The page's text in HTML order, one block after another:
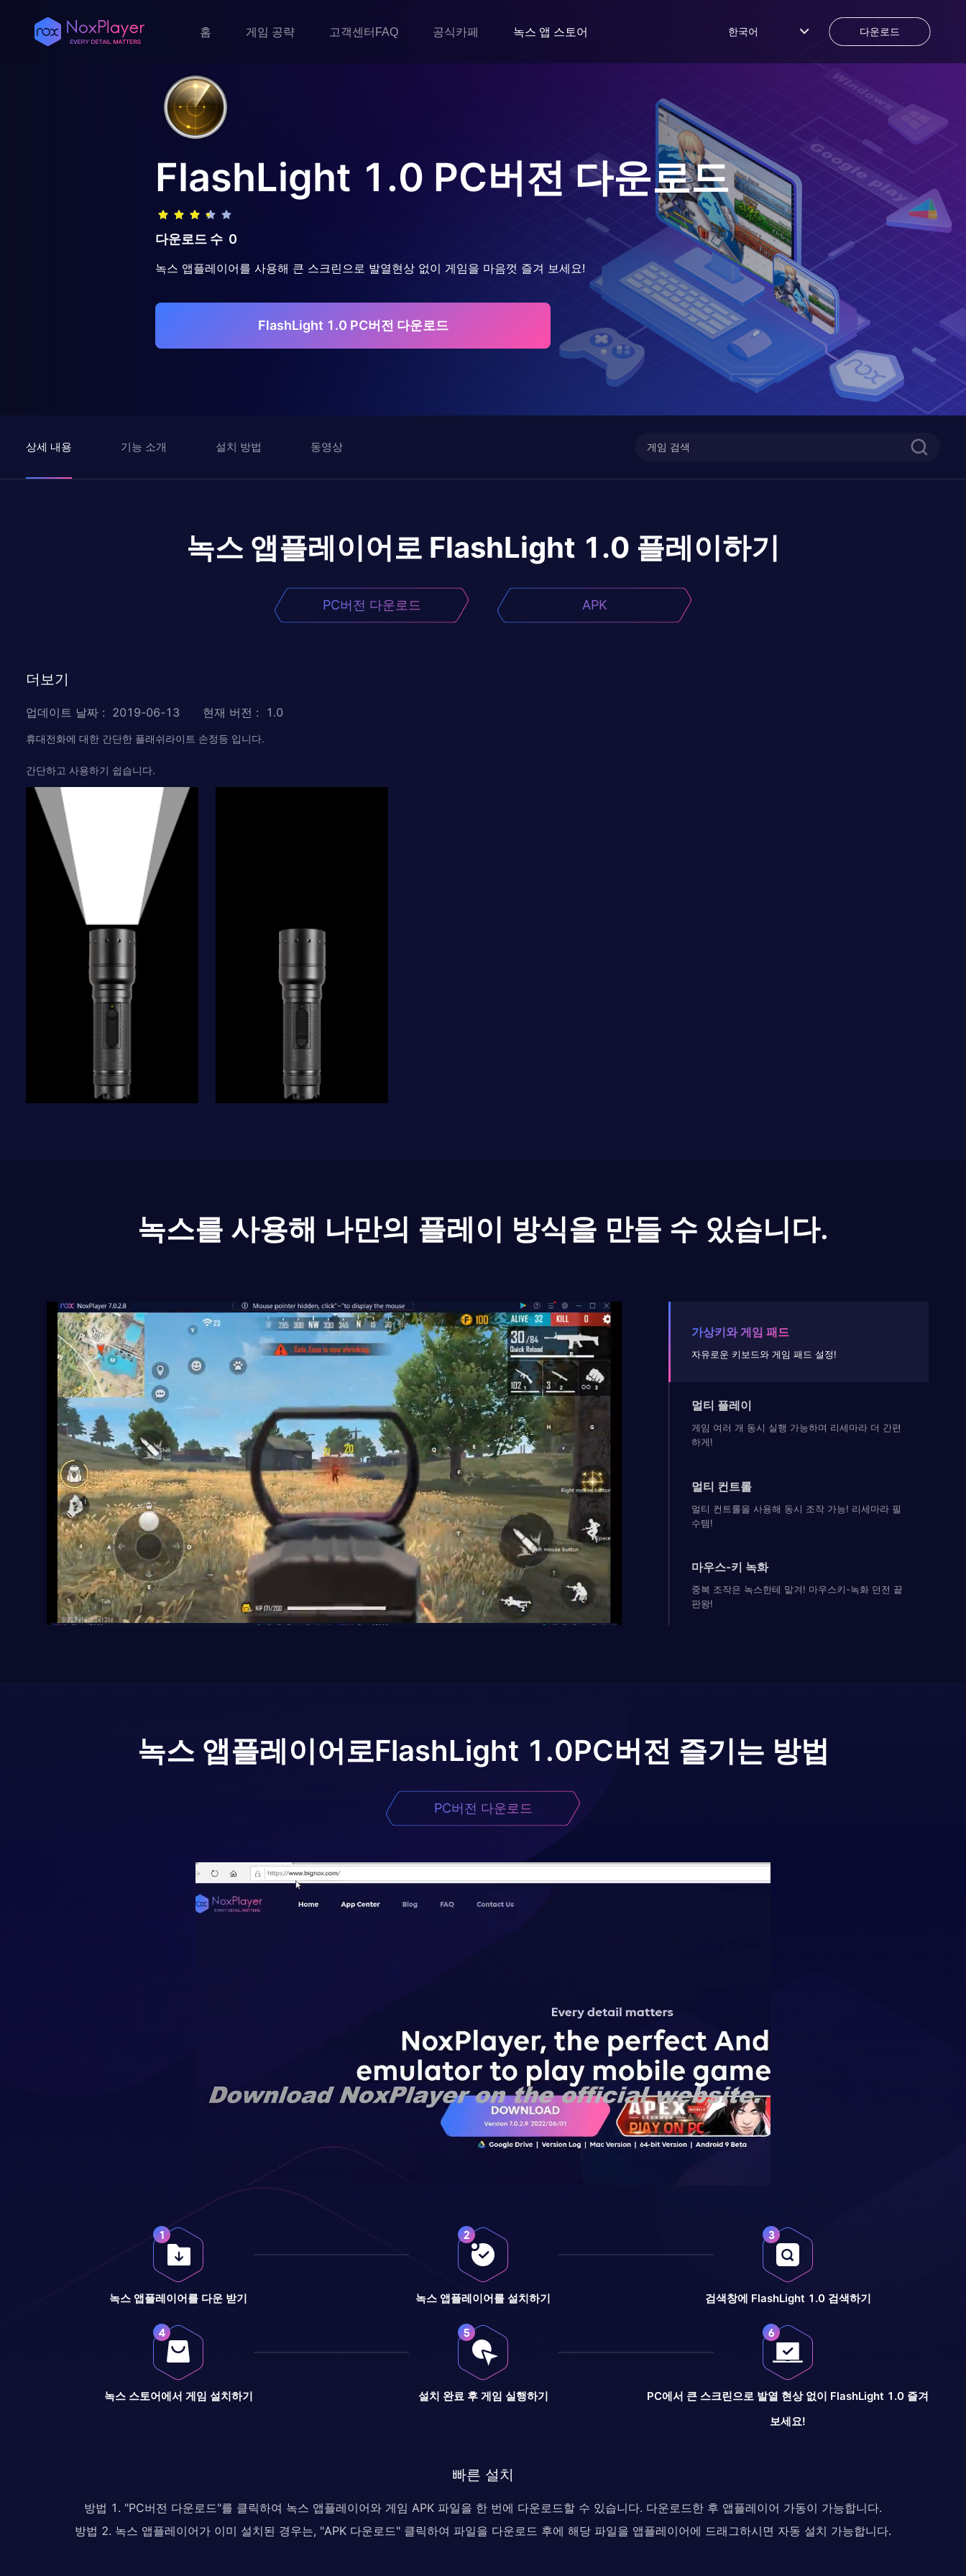
홈 게임 공략 고객센터FAQ 공식카페 녹스 앱 스토어 한국어 다운로드
FlashLight 1.0 PC버전 다운로드
다운로드 수 0
녹스 앱플레이어를 사용해 큰 스크린으로 발열현상 없이 게임을 마음껏 즐겨 보세요!
FlashLight 1.0 PC버전 다운로드
상세 내용 기능 소개 설치 방법 동영상
녹스 앱플레이어로 FlashLight 1.0 플레이하기
PC버전 다운로드 APK
더보기
업데이트 날짜 : 2019-06-13 현재 버전 : 1.0
휴대전화에 대한 간단한 플래쉬라이트 손정등 입니다.
간단하고 사용하기 쉽습니다.
녹스를 사용해 나만의 플레이 방식을 만들 수 있습니다.
가상키와 게임 패드
자유로운 키보드와 게임 패드 설정!
멀티 플레이
게임 여러 개 동시 실행 가능하며 리세마라 더 간편
하게!
멀티 컨트롤
멀티 컨트롤을 사용해 동시 조작 가능! 리세마라 필
수템!
마우스-키 녹화
중복 조작은 녹스한테 맡겨! 마우스키-녹화 던전 끝
판왕!
녹스 앱플레이어로FlashLight 1.0PC버전 즐기는 방법
PC버전 다운로드
녹스 앱플레이어를 다운 받기 녹스 앱플레이어를 설치하기 검색창에 FlashLight 1.0 검색하기
녹스 스토어에서 게임 설치하기 설치 완료 후 게임 실행하기
PC에서 큰 스크린으로 발열 현상 없이 FlashLight 1.0 즐겨
보세요!
빠른 설치
방법 1. "PC버전 다운로드"를 클릭하여 녹스 앱플레이어와 게임 APK 파일을 한 번에 다운로드할 수 있습니다. 다운로드한 후 앱플레이어 가동이 가능합니다.
방법 2. 녹스 앱플레이어가 이미 설치된 경우는, "APK 다운로드" 클릭하여 파일을 다운로드 후에 해당 파일을 앱플레이어에 드래그하시면 자동 설치 가능합니다.